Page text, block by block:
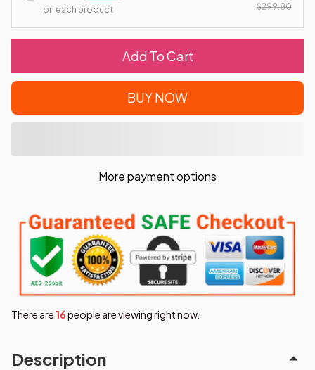
on each product
$299.80
Add To Cart
BUY NOW
More payment options
There are 16people are viewing right now.
Description